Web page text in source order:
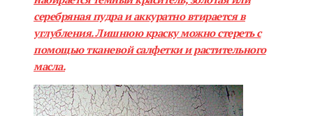
серебряная пудра и аккуратно втирается в
углубления. Лишнюю краску можно стереть с
помощью тканевой салфетки и растительного
масла.